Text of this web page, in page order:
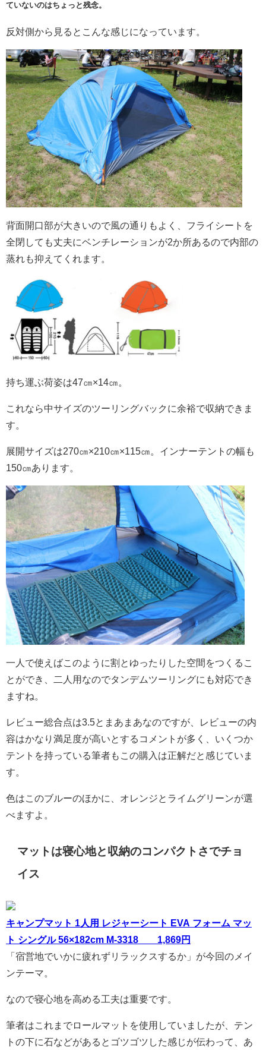
ていないのはちょっと残念。
反対側から見るとこんな感じになっています。
背面開口部が大きいので風の通りもよく、フライシートを
全閉しても丈夫にベンチレーションが2か所あるので内部の
蒸れも抑えてくれます。
持ち運ぶ荷姿は47㎝×14㎝。
これなら中サイズのツーリングバックに余裕で収納できま
す。
展開サイズは270㎝×210㎝×115㎝。インナーテントの幅も
150㎝あります。
一人で使えばこのように割とゆったりした空間をつくるこ
とができ、二人用なのでタンデムツーリングにも対応でき
ますね。
レビュー総合点は3.5とまあまあなのですが、レビューの内
容はかなり満足度が高いとするコメントが多く、いくつか
テントを持っている筆者もこの購入は正解だと感じていま
す。
色はこのブルーのほかに、オレンジとライムグリーンが選
べますよ。
マットは寝心地と収納のコンパクトさでチョ
イス
キャンプマット 1人用 レジャーシート EVA フォーム マッ
ト シングル 56×182cm M-3318 1,869円
「宿営地でいかに疲れずリラックスするか」が今回のメイ
ンテーマ。
なので寝心地を高める工夫は重要です。
筆者はこれまでロールマットを使用していましたが、テン
トの下に石などがあるとゴツゴツした感じが伝わって、あ